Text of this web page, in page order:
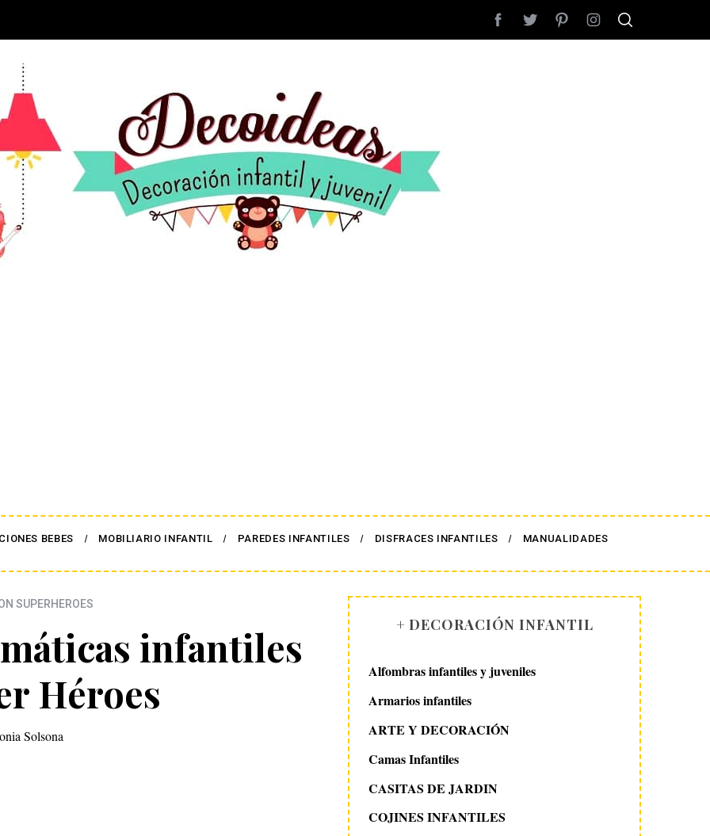
BEBES MOBILIARIO INFANTIL PAREDES INFANTILES DISFRACES INFANTILES MANUALIDADES
SUPERHEROES
infantiles
Héroes
Solsona
+ DECORACIÓN INFANTIL
Alfombras infantiles y juveniles
Armarios infantiles
ARTE Y DECORACIÓN
Camas Infantiles
CASITAS DE JARDIN
COJINES INFANTILES